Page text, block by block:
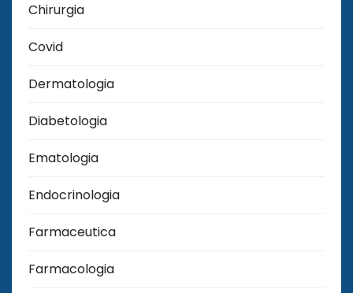
Chirurgia
Covid
Dermatologia
Diabetologia
Ematologia
Endocrinologia
Farmaceutica
Farmacologia